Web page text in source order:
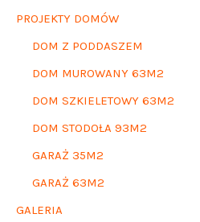
PROJEKTY DOMÓW
DOM Z PODDASZEM
DOM MUROWANY 63M2
DOM SZKIELETOWY 63M2
DOM STODOŁA 93M2
GARAŻ 35M2
GARAŻ 63M2
GALERIA